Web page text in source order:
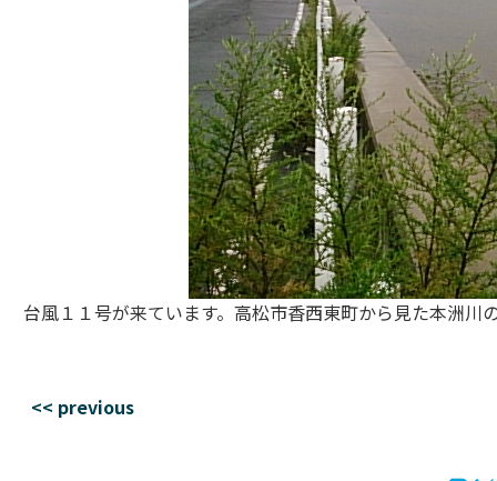
台風１１号が来ています。高松市香西東町から見た本洲
<< previous